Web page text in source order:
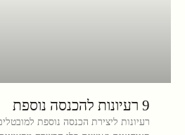
9 רעיונות להכנסה נוספת
רעיונות ליצירת הכנסה נוספת